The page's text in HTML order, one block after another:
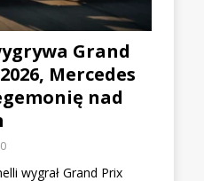
Grand
Mercedes
nad
0
wygrał Grand Prix